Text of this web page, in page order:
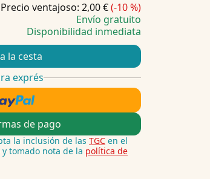
Precio ventajoso: 2,00 €(-10 %)
Envío gratuito
Disponibilidad inmediata
la cesta
exprés
de pago
la inclusión de las TGC en el
tomado nota de la política de